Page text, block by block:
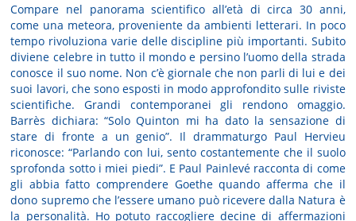
Compare nel panorama scientifico all’età di circa 30 anni,
come una meteora, proveniente da ambienti letterari. In poco
tempo rivoluziona varie delle discipline più importanti. Subito
diviene celebre in tutto il mondo e persino l’uomo della strada
conosce il suo nome. Non c’è giornale che non parli di lui e dei
suoi lavori, che sono esposti in modo approfondito sulle riviste
scientifiche. Grandi contemporanei gli rendono omaggio.
Barrès dichiara: “Solo Quinton mi ha dato la sensazione di
stare di fronte a un genio”. Il drammaturgo Paul Hervieu
riconosce: “Parlando con lui, sento costantemente che il suolo
sprofonda sotto i miei piedi”. E Paul Painlevé racconta di come
gli abbia fatto comprendere Goethe quando afferma che il
dono supremo che l’essere umano può ricevere dalla Natura è
la personalità. Ho potuto raccogliere decine di affermazioni